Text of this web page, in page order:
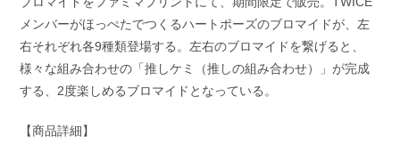
メンバーがほっぺたでつくるハートポーズのブロマイドが、左
右それぞれ各9種類登場する。左右のブロマイドを繋げると、
様々な組み合わせの「推しケミ（推しの組み合わせ）」が完成
する、2度楽しめるブロマイドとなっている。
【商品詳細】